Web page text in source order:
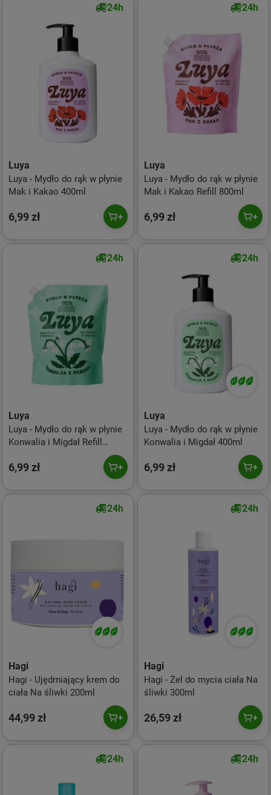
24h
Luya
Luya - Mydło do rąk w płynie
Mak i Kakao 400ml
6,99 zł
24h
Luya
Luya - Mydło do rąk w płynie
Mak i Kakao Refill 800ml
6,99 zł
24h
Luya
Luya - Mydło do rąk w płynie
Konwalia i Migdał Refill
6,99 zł
24h
Luya
Luya - Mydło do rąk w płynie
Konwalia i Migdał 400ml
6,99 zł
24h
Hagi
Hagi - Ujędrniający krem do
ciała Na śliwki 200ml
44,99 zł
24h
Hagi
Hagi - Żel do mycia ciała Na
śliwki 300ml
26,59 zł
24h 24h